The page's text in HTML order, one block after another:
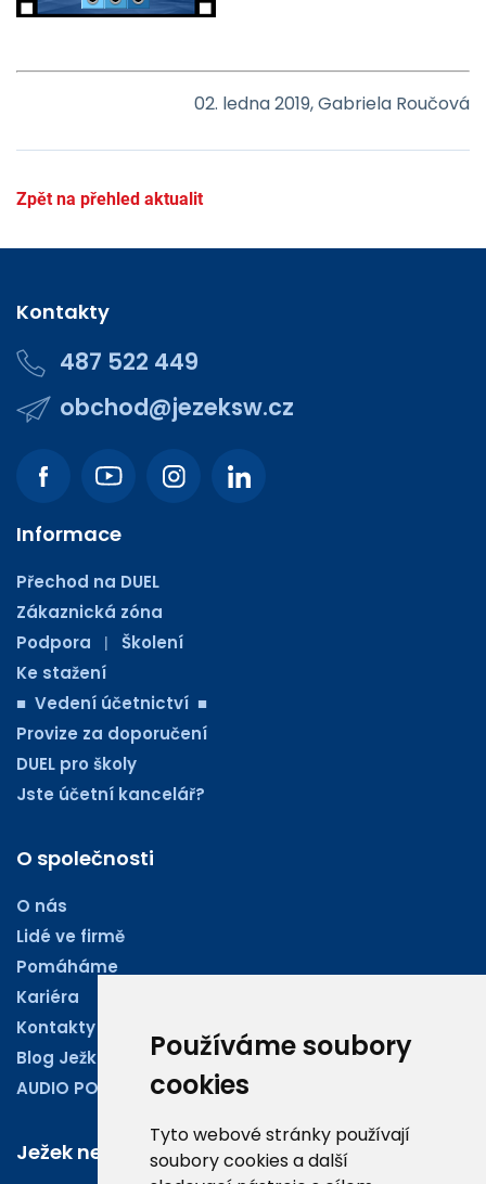
Používáme soubory
cookies
Tyto webové stránky používají
soubory cookies a další
02. ledna 2019, Gabriela Roučová
Zpět na přehled aktualit
Kontakty
487 522 449
obchod@jezeksw.cz
Informace
Přechod na DUEL
Zákaznická zóna
Podpora
| Školení
Ke stažení
■ Vedení účetnictví ■
Provize za doporučení
DUEL pro školy
Jste účetní kancelář?
O společnosti
O nás
Lidé ve firmě
Pomáháme
Kariéra
Kontakty
Blog Ježkoviny
AUDIO PODCASTY
Ježek newsletter